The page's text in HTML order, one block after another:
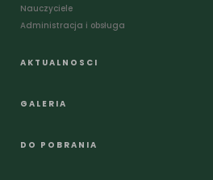
Nauczyciele
Administracja i obsługa
AKTUALNOSCI
GALERIA
DO POBRANIA